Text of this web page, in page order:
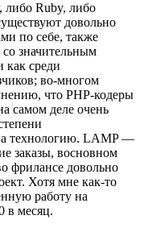
либо Ruby, либо
довольно
по себе, также
значительным
как среди
во-многом
что PHP-кодеры
самом деле очень
технологию. LAMP —
заказы, восновном
фрилансе довольно
Хотя мне как-то
работу на
в месяц.